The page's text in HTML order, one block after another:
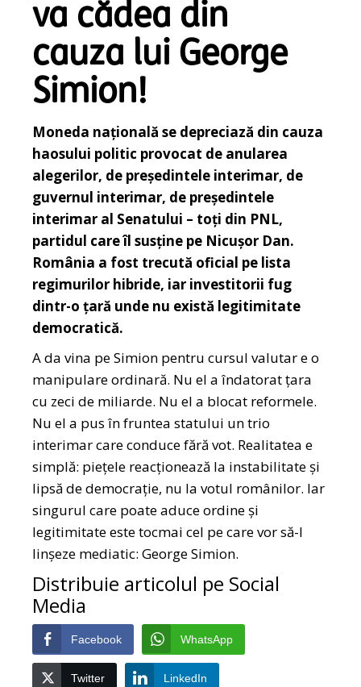
va cădea din
cauza lui George
Simion!
Moneda națională se depreciază din cauza
haosului politic provocat de anularea
alegerilor, de președintele interimar, de
guvernul interimar, de președintele
interimar al Senatului – toți din PNL,
partidul care îl susține pe Nicușor Dan.
România a fost trecută oficial pe lista
regimurilor hibride, iar investitorii fug
dintr-o țară unde nu există legitimitate
democratică.
A da vina pe Simion pentru cursul valutar e o
manipulare ordinară. Nu el a îndatorat țara
cu zeci de miliarde. Nu el a blocat reformele.
Nu el a pus în fruntea statului un trio
interimar care conduce fără vot. Realitatea e
simplă: piețele reacționează la instabilitate și
lipsă de democrație, nu la votul românilor. Iar
singurul care poate aduce ordine și
legitimitate este tocmai cel pe care vor să-l
linșeze mediatic: George Simion.
Distribuie articolul pe Social
Media
Facebook WhatsApp
Twitter LinkedIn